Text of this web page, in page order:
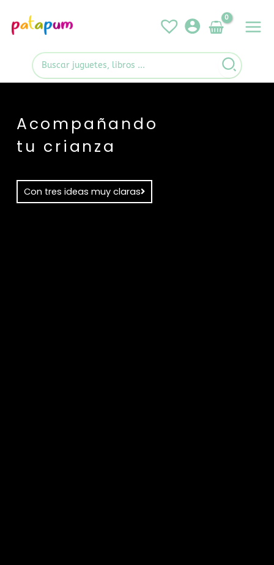
contenido
Search
for:
Acompañando
tu crianza
Con tres ideas muy claras